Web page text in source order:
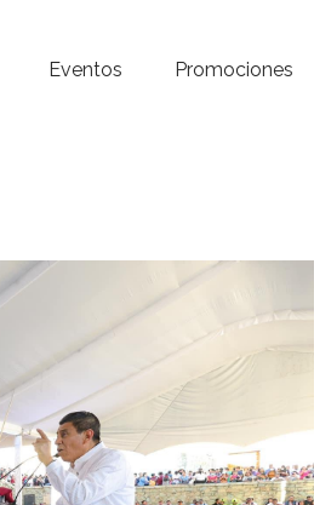
Eventos Promociones